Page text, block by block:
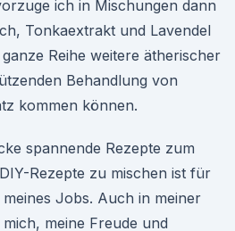
ich in Mischungen dann
Tonkaextrakt und Lavendel
Reihe weitere ätherischer
Behandlung von
kommen können.
spannende Rezepte zum
Rezepte zu mischen ist für
Jobs. Auch in meiner
meine Freude und